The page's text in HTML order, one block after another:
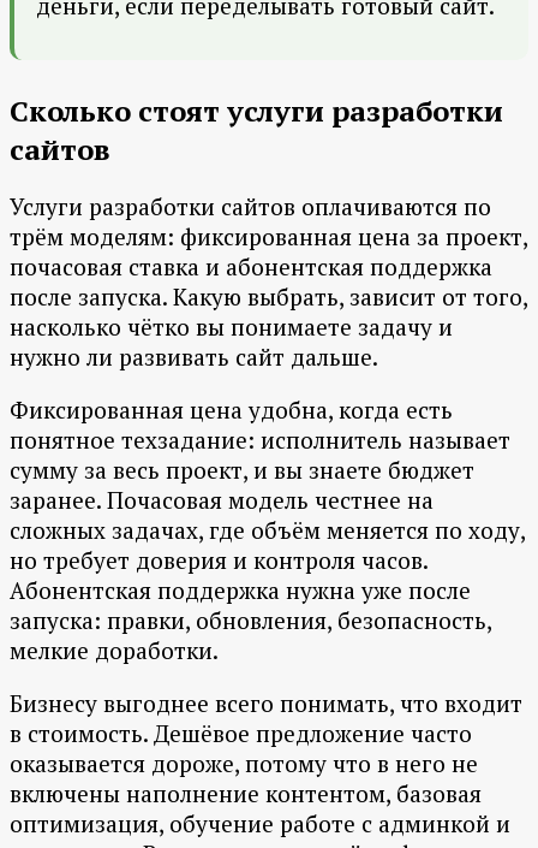
Сколько стоят услуги разработки
сайтов
Услуги разработки сайтов оплачиваются по
трём моделям: фиксированная цена за проект,
почасовая ставка и абонентская поддержка
после запуска. Какую выбрать, зависит от того,
насколько чётко вы понимаете задачу и
нужно ли развивать сайт дальше.
Фиксированная цена удобна, когда есть
понятное техзадание: исполнитель называет
сумму за весь проект, и вы знаете бюджет
заранее. Почасовая модель честнее на
сложных задачах, где объём меняется по ходу,
но требует доверия и контроля часов.
Абонентская поддержка нужна уже после
запуска: правки, обновления, безопасность,
мелкие доработки.
Бизнесу выгоднее всего понимать, что входит
в стоимость. Дешёвое предложение часто
оказывается дороже, потому что в него не
включены наполнение контентом, базовая
оптимизация, обучение работе с админкой и